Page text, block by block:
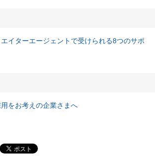
イターエージェントで受けられる8つのサポ
をお考えの企業さまへ